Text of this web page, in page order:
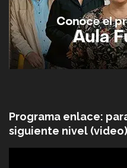
Programa enlace:
siguiente nivel (video)